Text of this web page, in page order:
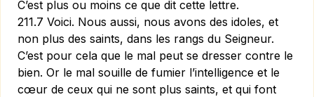
C’est plus ou moins ce que dit cette lettre.
211.7 Voici. Nous aussi, nous avons des idoles, et
non plus des saints, dans les rangs du Seigneur.
C’est pour cela que le mal peut se dresser contre le
bien. Or le mal souille de fumier l’intelligence et le
cœur de ceux qui ne sont plus saints, et qui font